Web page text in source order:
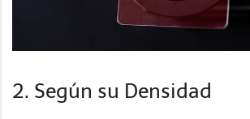
2. Según su Densidad